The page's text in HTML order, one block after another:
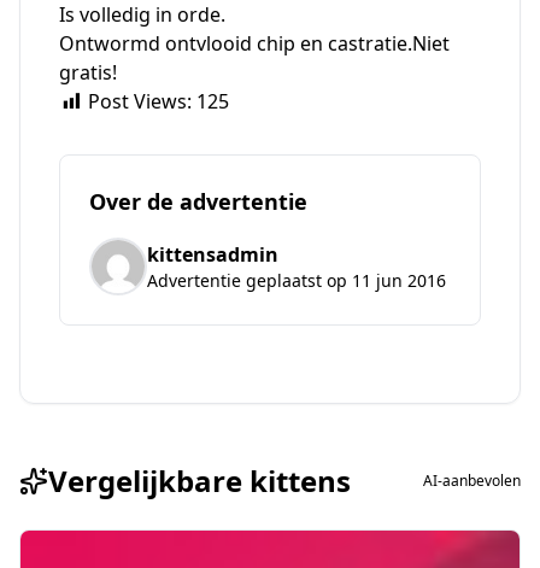
Is volledig in orde.
Ontwormd ontvlooid chip en castratie.Niet
gratis!
Post Views: 125
Over de advertentie
kittensadmin
Advertentie geplaatst op 11 jun 2016
Vergelijkbare kittens AI-aanbevolen